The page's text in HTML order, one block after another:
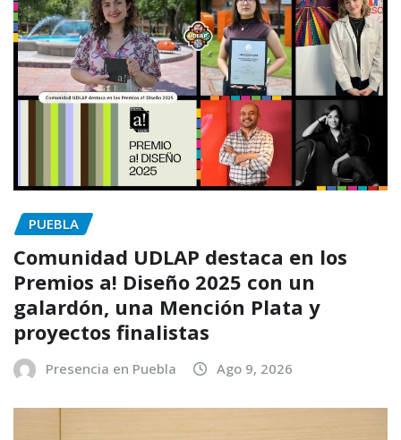
PUEBLA
Comunidad UDLAP destaca en los
Premios a! Diseño 2025 con un
galardón, una Mención Plata y
proyectos finalistas
Presencia en Puebla Ago 9, 2026